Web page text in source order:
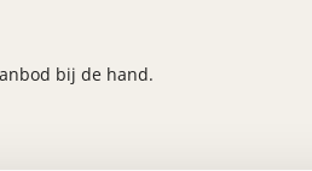
bij de hand.